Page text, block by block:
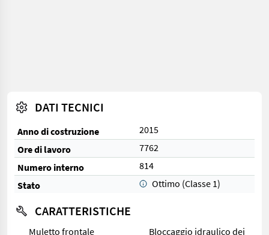
DATI TECNICI
Anno di costruzione
2015
Ore di lavoro
7762
Numero interno
814
Stato
Ottimo (Classe 1)
CARATTERISTICHE
Muletto frontale
Bloccaggio idraulico dei